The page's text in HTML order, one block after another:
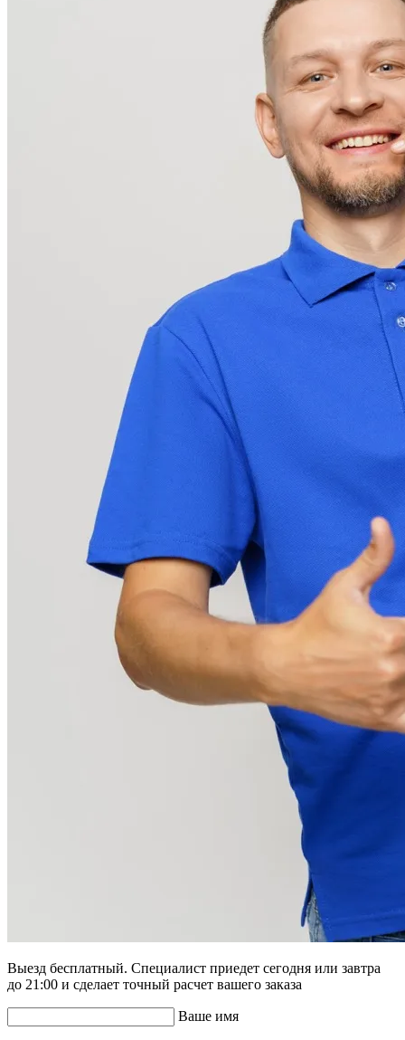
Выезд бесплатный. Специалист приедет сегодня или завтра
до 21:00 и сделает точный расчет вашего заказа
Ваше имя